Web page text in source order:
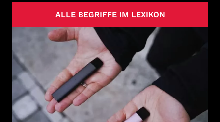
ALLE BEGRIFFE IM LEXIKON